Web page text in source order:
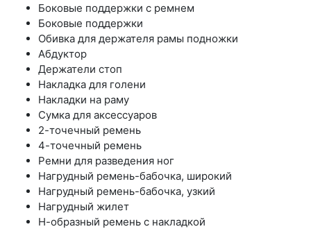
Боковые поддержки с ремнем
Боковые поддержки
Обивка для держателя рамы подножки
Абдуктор
Держатели стоп
Накладка для голени
Накладки на раму
Сумка для аксессуаров
2-точечный ремень
4-точечный ремень
Ремни для разведения ног
Нагрудный ремень-бабочка, широкий
Нагрудный ремень-бабочка, узкий
Нагрудный жилет
Н-образный ремень с накладкой